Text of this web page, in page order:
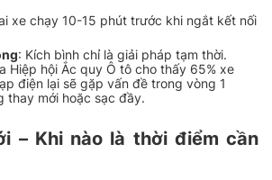
xe chạy 10-15 phút trước khi ngắt kết nối
: Kích bình chỉ là giải pháp tạm thời.
Hiệp hội Ắc quy Ô tô cho thấy 65% xe
điện lại sẽ gặp vấn đề trong vòng 1
thay mới hoặc sạc đầy.
– Khi nào là thời điểm cần